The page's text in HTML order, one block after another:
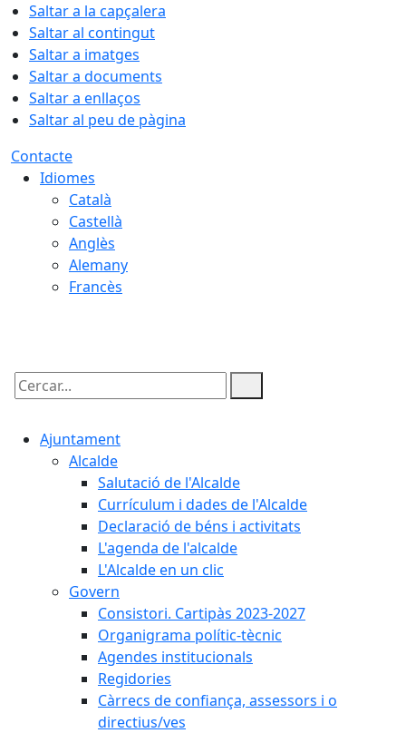
Saltar a la capçalera
Saltar al contingut
Saltar a imatges
Saltar a documents
Saltar a enllaços
Saltar al peu de pàgina
Contacte
Idiomes
Català
Castellà
Anglès
Alemany
Francès
Cercar:
Ajuntament
Alcalde
Salutació de l'Alcalde
Currículum i dades de l'Alcalde
Declaració de béns i activitats
L'agenda de l'alcalde
L'Alcalde en un clic
Govern
Consistori. Cartipàs 2023-2027
Organigrama polític-tècnic
Agendes institucionals
Regidories
Càrrecs de confiança, assessors i o
directius/ves